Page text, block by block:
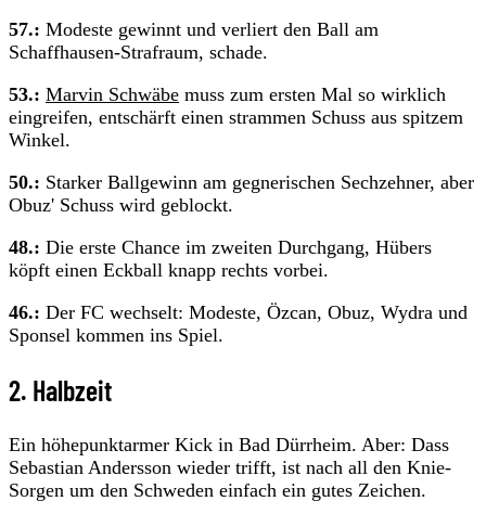
57.: Modeste gewinnt und verliert den Ball am
Schaffhausen-Strafraum, schade.
53.: Marvin Schwäbe muss zum ersten Mal so wirklich
eingreifen, entschärft einen strammen Schuss aus spitzem
Winkel.
50.: Starker Ballgewinn am gegnerischen Sechzehner, aber
Obuz' Schuss wird geblockt.
48.: Die erste Chance im zweiten Durchgang, Hübers
köpft einen Eckball knapp rechts vorbei.
46.: Der FC wechselt: Modeste, Özcan, Obuz, Wydra und
Sponsel kommen ins Spiel.
2. Halbzeit
Ein höhepunktarmer Kick in Bad Dürrheim. Aber: Dass
Sebastian Andersson wieder trifft, ist nach all den Knie-
Sorgen um den Schweden einfach ein gutes Zeichen.